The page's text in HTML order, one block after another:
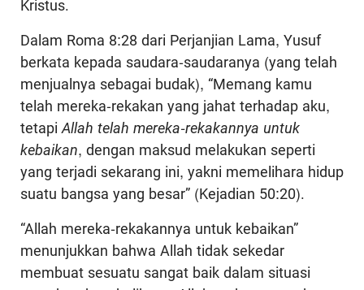
Kristus.
Dalam Roma 8:28 dari Perjanjian Lama, Yusuf
berkata kepada saudara-saudaranya (yang telah
menjualnya sebagai budak), “Memang kamu
telah mereka-rekakan yang jahat terhadap aku,
tetapi Allah telah mereka-rekakannya untuk
kebaikan, dengan maksud melakukan seperti
yang terjadi sekarang ini, yakni memelihara hidup
suatu bangsa yang besar” (Kejadian 50:20).
“Allah mereka-rekakannya untuk kebaikan”
menunjukkan bahwa Allah tidak sekedar
membuat sesuatu sangat baik dalam situasi